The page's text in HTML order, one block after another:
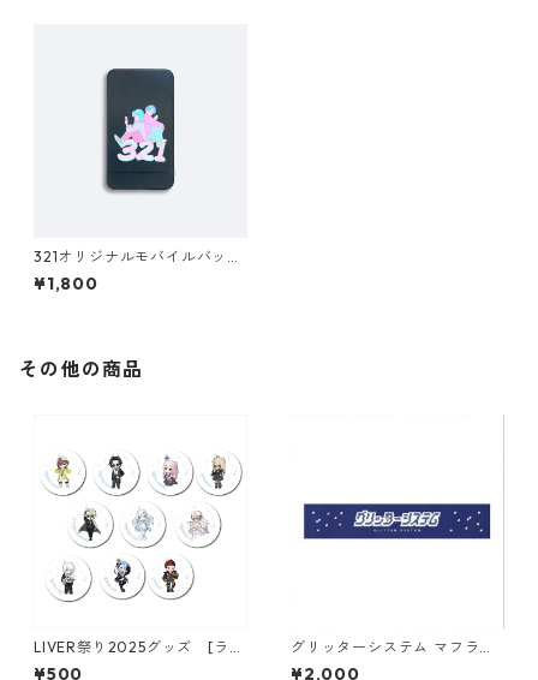
321オリジナルモバイルバッテ
リー
¥1,800
その他の商品
LIVER祭り2025グッズ [ラン
ダム缶バッジ]
¥500
グリッターシステム マフラー
タオル
¥2,000